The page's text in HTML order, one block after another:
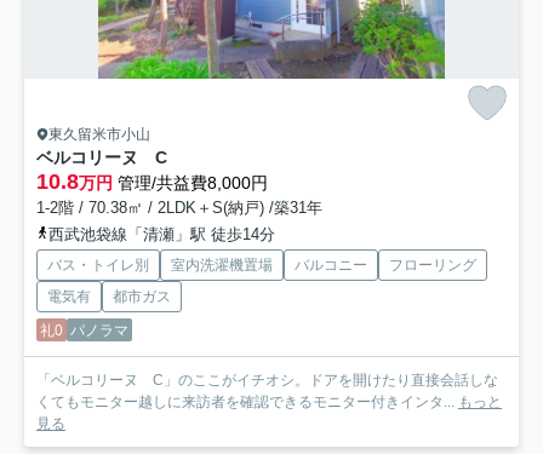
東久留米市小山
ベルコリーヌ C
10.8万円 管理/共益費8,000円
1-2階 / 70.38㎡ / 2LDK＋S(納戸) /築31年
西武池袋線「清瀬」駅 徒歩14分
バス・トイレ別 室内洗濯機置場 バルコニー
フローリング
電気有
都市ガス
礼0 パノラマ
「ベルコリーヌ C」のここがイチオシ。ドアを開けたり直接会話しな
くてもモニター越しに来訪者を確認できるモニター付きインタ... もっと
見る